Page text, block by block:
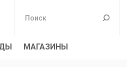
МАГАЗИНЫ